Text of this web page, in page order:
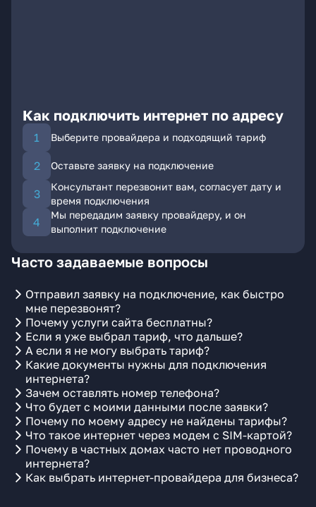
Как подключить интернет по адресу
Выберите провайдера и подходящий тариф
Оставьте заявку на подключение
Консультант перезвонит вам, согласует дату и
время подключения
Мы передадим заявку провайдеру, и он
выполнит подключение
Часто задаваемые вопросы
Отправил заявку на подключение, как быстро
мне перезвонят?
Почему услуги сайта бесплатны?
Если я уже выбрал тариф, что дальше?
А если я не могу выбрать тариф?
Какие документы нужны для подключения
интернета?
Зачем оставлять номер телефона?
Что будет с моими данными после заявки?
Почему по моему адресу не найдены тарифы?
Что такое интернет через модем с SIM-картой?
Почему в частных домах часто нет проводного
интернета?
Как выбрать интернет-провайдера для бизнеса?